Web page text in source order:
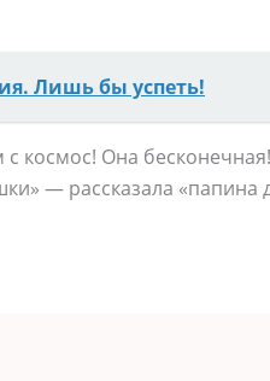
Лишь бы успеть!
с космос! Она
— рассказала «папина